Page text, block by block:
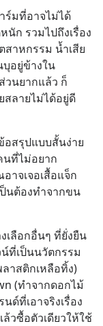
ร์มที่อาจไม่ได้
ก รวมไปถึงเรื่อง
าหกรรม น้ำเสีย
อยู่ข้างใน
วนยากแล้ว ก็
สลายไม่ได้อยู่ดี
อสรุปแบบสั้นง่าย
ที่ไม่อยาก
จเจอเสื้อแจ็ก
นต้องทำจากขน
ลือกอื่นๆ ที่ยั่งยืน
ที่เป็นนวัตกรรม
าสติกเหลือทิ้ง)
(ทำจากดอกไม้
ด์ที่เอาจริงเรื่อง
วซื้อตัวเดียวให้ใช้